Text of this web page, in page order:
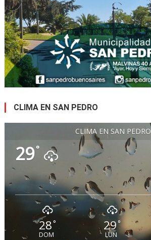
CLIMA EN SAN PEDRO
CLIMA EN SAN PEDRO
29°
28°
DOM
29 °
LUN